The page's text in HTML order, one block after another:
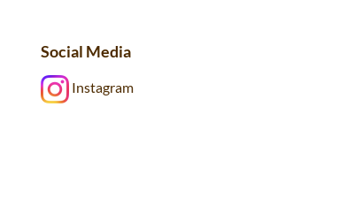
Social Media
Instagram